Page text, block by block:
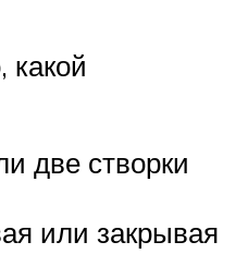
какой
две створки
или закрывая